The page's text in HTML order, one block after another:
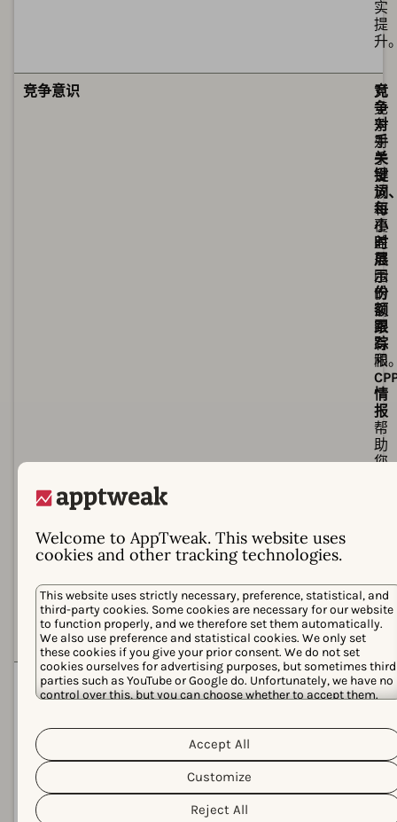
Welcome to AppTweak. This website uses
cookies and other tracking technologies.
This website uses strictly necessary, preference, statistical, and
third-party cookies. Some cookies are necessary for our website
to function properly, and we therefore set them automatically.
We also use preference and statistical cookies. We only set
these cookies if you give your prior consent. We do not set
cookies ourselves for advertising purposes, but sometimes third
parties such as YouTube or Google do. Unfortunately, we have no
control over this, but you can choose whether to accept them.
&
. You can customize your cookie settings and
preferences by clicking the “Customize” button.
Reject All
Customize
Accept All
实
提
升
竞争意识 可
对
竞
争
对
手
投
放
和
覆
盖
范
围
的
洞
察
有
限
可
竞
争
对
手
关
键
词
每
小
时
展
示
份
额
跟
踪
和
情
报
帮
助
您
新
机
会
规模化 可
依
赖
动
程
反
可
通
过
进
关
词